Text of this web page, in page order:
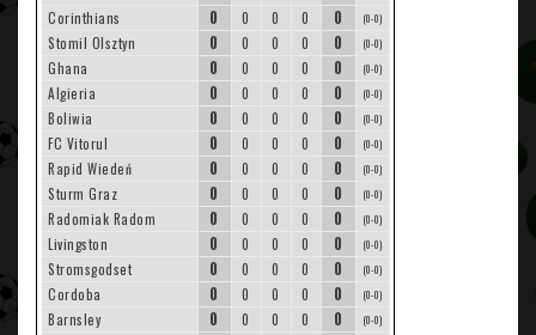
Corinthians 0 0 0 0 0 (0-0)
Stomil Olsztyn 0 0 0 0 0 (0-0)
Ghana 0 0 0 0 0 (0-0)
Algieria 0 0 0 0 0 (0-0)
Boliwia 0 0 0 0 0 (0-0)
FC Vitorul 0 0 0 0 0 (0-0)
Rapid Wiedeń 0 0 0 0 0 (0-0)
Sturm Graz 0 0 0 0 0 (0-0)
Radomiak Radom 0 0 0 0 0 (0-0)
Livingston 0 0 0 0 0 (0-0)
Stromsgodset 0 0 0 0 0 (0-0)
Cordoba 0 0 0 0 0 (0-0)
Barnsley 0 0 0 0 0 (0-0)